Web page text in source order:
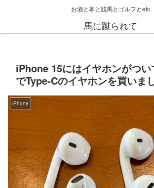
お酒と本と競馬とゴルフとetc
馬に蹴られて
iPhone 15にはイヤホンがつ
でType-Cのイヤホンを買いま
iPhone